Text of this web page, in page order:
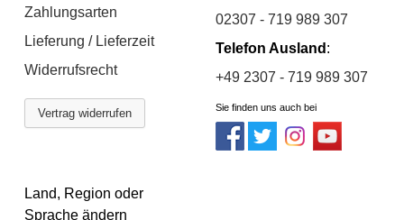
Zahlungsarten
Lieferung / Lieferzeit
Widerrufsrecht
Vertrag widerrufen
02307 - 719 989 307
Telefon Ausland :
+49 2307 - 719 989 307
Sie finden uns auch bei
Land, Region oder
Sprache ändern